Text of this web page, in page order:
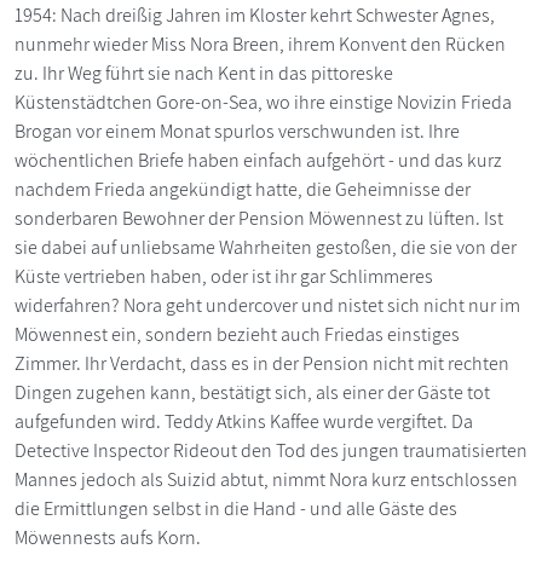
1954: Nach dreißig Jahren im Kloster kehrt Schwester Agnes,
nunmehr wieder Miss Nora Breen, ihrem Konvent den Rücken
zu. Ihr Weg führt sie nach Kent in das pittoreske
Küstenstädtchen Gore-on-Sea, wo ihre einstige Novizin Frieda
Brogan vor einem Monat spurlos verschwunden ist. Ihre
wöchentlichen Briefe haben einfach aufgehört - und das kurz
nachdem Frieda angekündigt hatte, die Geheimnisse der
sonderbaren Bewohner der Pension Möwennest zu lüften. Ist
sie dabei auf unliebsame Wahrheiten gestoßen, die sie von der
Küste vertrieben haben, oder ist ihr gar Schlimmeres
widerfahren? Nora geht undercover und nistet sich nicht nur im
Möwennest ein, sondern bezieht auch Friedas einstiges
Zimmer. Ihr Verdacht, dass es in der Pension nicht mit rechten
Dingen zugehen kann, bestätigt sich, als einer der Gäste tot
aufgefunden wird. Teddy Atkins Kaffee wurde vergiftet. Da
Detective Inspector Rideout den Tod des jungen traumatisierten
Mannes jedoch als Suizid abtut, nimmt Nora kurz entschlossen
die Ermittlungen selbst in die Hand - und alle Gäste des
Möwennests aufs Korn.